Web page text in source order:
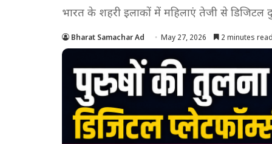
भारत के शहरी इलाकों में महिलाएं तेजी से डिजिटल
Bharat Samachar Ad May 27, 2026 2 minutes read